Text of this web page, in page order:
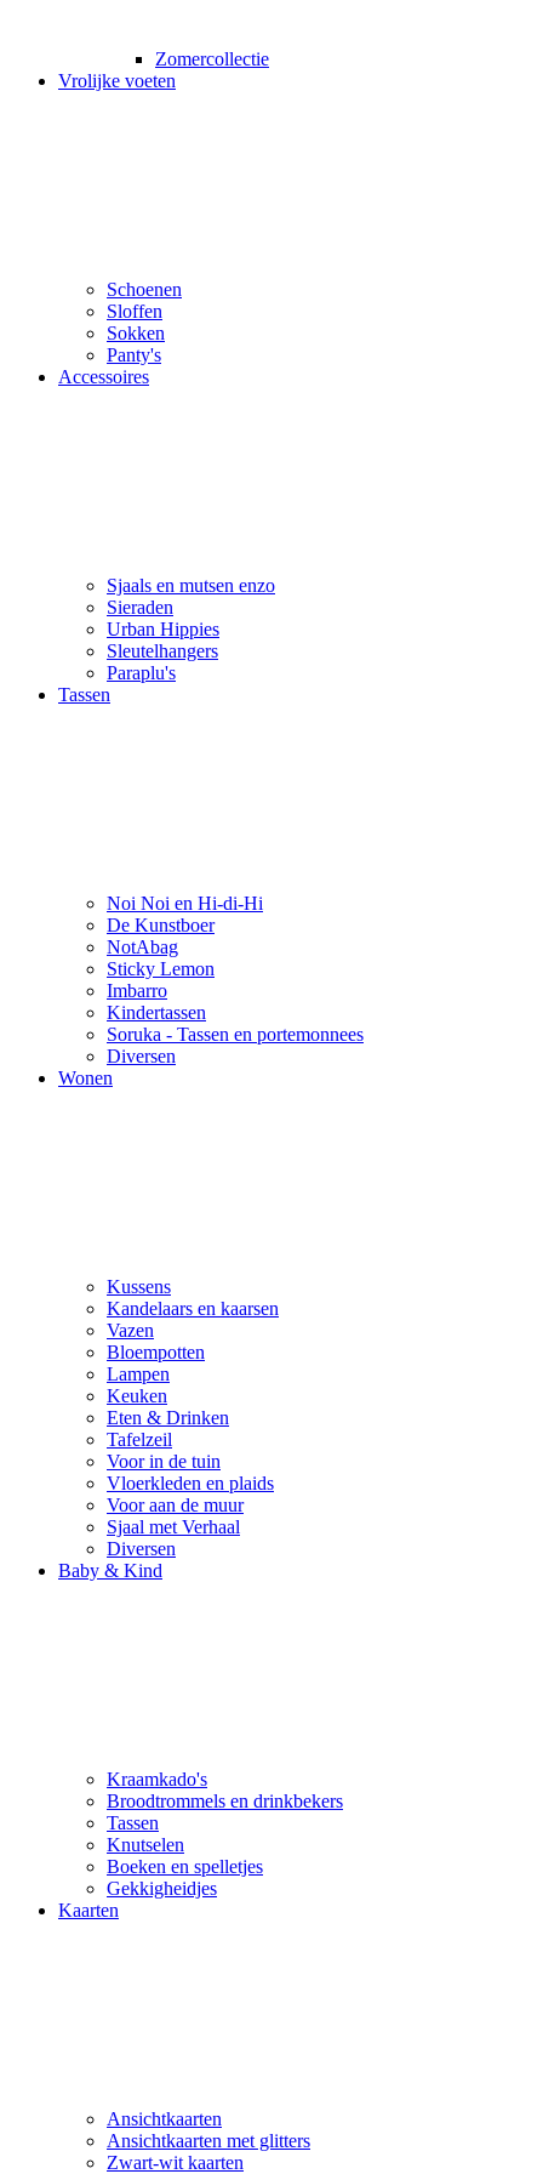
Zomercollectie
Vrolijke voeten
Schoenen
Sloffen
Sokken
Panty's
Accessoires
Sjaals en mutsen enzo
Sieraden
Urban Hippies
Sleutelhangers
Paraplu's
Tassen
Noi Noi en Hi-di-Hi
De Kunstboer
NotAbag
Sticky Lemon
Imbarro
Kindertassen
Soruka - Tassen en portemonnees
Diversen
Wonen
Kussens
Kandelaars en kaarsen
Vazen
Bloempotten
Lampen
Keuken
Eten & Drinken
Tafelzeil
Voor in de tuin
Vloerkleden en plaids
Voor aan de muur
Sjaal met Verhaal
Diversen
Baby & Kind
Kraamkado's
Broodtrommels en drinkbekers
Tassen
Knutselen
Boeken en spelletjes
Gekkigheidjes
Kaarten
Ansichtkaarten
Ansichtkaarten met glitters
Zwart-wit kaarten